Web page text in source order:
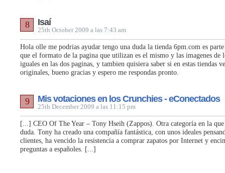
Isaí
25th October 2009 a las 7:43 am
8
Hola olle me podrias ayudar tengo una duda la tienda 6pm.com es
que el formato de la pagina que utilizan es el mismo y las imagenes de
iguales en las dos paginas, y tambien quisiera saber si en estas tiendas
originales, bueno gracias y espero me respondas pronto.
Mis votaciones en los Crunchies - eConectados
25th December 2009 a las 11:15 pm
9
[...] CEO Of The Year – Tony Hseih (Zappos). Otra categoría en la
duda. Tony ha creado una compañía fantástica, con unos ideales
clientes, ha vencido la resistencia a comprar zapatos por Internet y
preguntas a españoles. [...]